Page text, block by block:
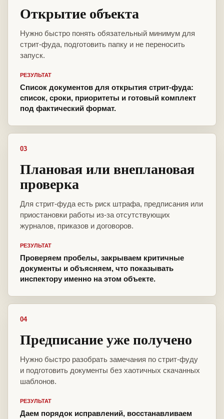
Открытие объекта
Нужно быстро понять обязательный минимум для
стрит-фуда, подготовить папку и не переносить
запуск.
РЕЗУЛЬТАТ
Список документов для открытия стрит-фуда:
список, сроки, приоритеты и готовый комплект
под фактический формат.
03
Плановая или внеплановая
проверка
Для стрит-фуда есть риск штрафа, предписания или
приостановки работы из-за отсутствующих
журналов, приказов и договоров.
РЕЗУЛЬТАТ
Проверяем пробелы, закрываем критичные
документы и объясняем, что показывать
инспектору именно на этом объекте.
04
Предписание уже получено
Нужно быстро разобрать замечания по стрит-фуду
и подготовить документы без хаотичных скачанных
шаблонов.
РЕЗУЛЬТАТ
Даем порядок исправлений, восстанавливаем